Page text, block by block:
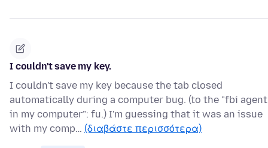
I couldn't save my key.
I couldn't save my key because the tab closed
automatically during a computer bug. (to the "fbi agent
in my computer": fu.) I'm guessing that it was an issue
with my comp… (διαβάστε περισσότερα)